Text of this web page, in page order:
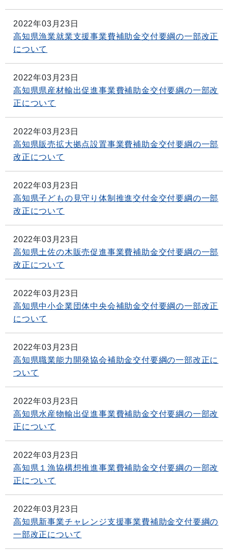
2022年03月23日
高知県漁業就業支援事業費補助金交付要綱の一部改正
について
2022年03月23日
高知県県産材輸出促進事業費補助金交付要綱の一部改
正について
2022年03月23日
高知県販売拡大拠点設置事業費補助金交付要綱の一部
改正について
2022年03月23日
高知県子どもの見守り体制推進交付金交付要綱の一部
改正について
2022年03月23日
高知県土佐の木販売促進事業費補助金交付要綱の一部
改正について
2022年03月23日
高知県中小企業団体中央会補助金交付要綱の一部改正
について
2022年03月23日
高知県職業能力開発協会補助金交付要綱の一部改正に
ついて
2022年03月23日
高知県水産物輸出促進事業費補助金交付要綱の一部改
正について
2022年03月23日
高知県１漁協構想推進事業費補助金交付要綱の一部改
正について
2022年03月23日
高知県新事業チャレンジ支援事業費補助金交付要綱の
一部改正について